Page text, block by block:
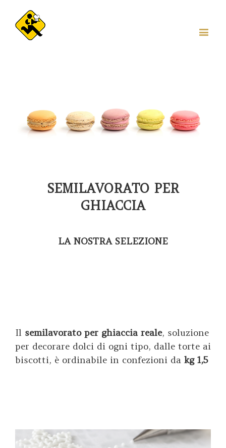
SEMILAVORATO PER
GHIACCIA
LA NOSTRA SELEZIONE
Il semilavorato per ghiaccia reale, soluzione
per decorare dolci di ogni tipo, dalle torte ai
biscotti, è ordinabile in confezioni da kg 1,5